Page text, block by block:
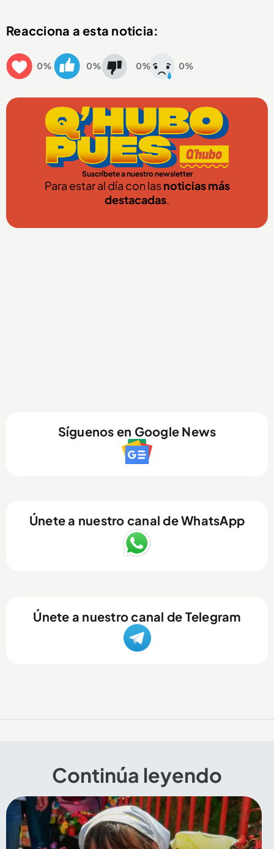
Reacciona a esta noticia:
0% 0% 0% 0%
Suscríbete a nuestro newsletter
Para estar al día con lasnoticias más
destacadas.
Síguenos en Google News
Únete a nuestro canal de WhatsApp
Únete a nuestro canal de Telegram
Continúa leyendo